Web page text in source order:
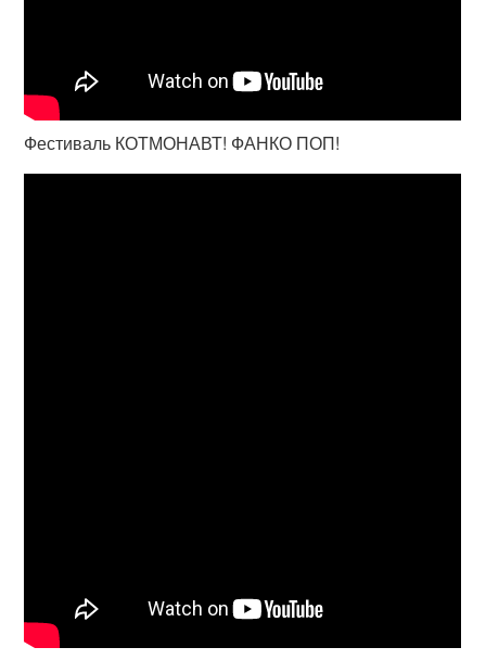
Фестиваль КОТМОНАВТ! ФАНКО ПОП!